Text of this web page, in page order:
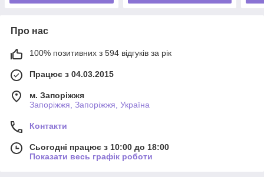
Про нас
100% позитивних з 594 відгуків за рік
Працює з 04.03.2015
м. Запоріжжя
Запоріжжя, Запоріжжя, Україна
Контакти
Сьогодні працює з 10:00 до 18:00
Показати весь графік роботи